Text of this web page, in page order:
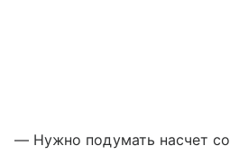
— Нужно подумать насчет